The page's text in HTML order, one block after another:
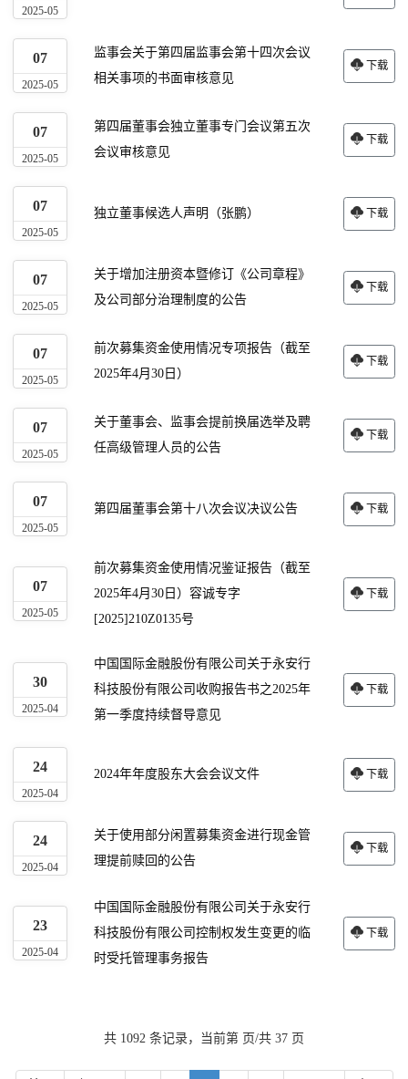
2025-05
07
2025-05
监事会关于第四届监事会第十四次会议
相关事项的书面审核意见
下载
07
2025-05
第四届董事会独立董事专门会议第五次
会议审核意见
下载
07
2025-05
独立董事候选人声明（张鹏） 下载
07
2025-05
关于增加注册资本暨修订《公司章程》
及公司部分治理制度的公告
下载
07
2025-05
前次募集资金使用情况专项报告（截至
2025年4月30日）
下载
07
2025-05
关于董事会、监事会提前换届选举及聘
任高级管理人员的公告
下载
07
2025-05
第四届董事会第十八次会议决议公告 下载
07
2025-05
前次募集资金使用情况鉴证报告（截至
2025年4月30日）容诚专字
[2025]210Z0135号
下载
30
2025-04
中国国际金融股份有限公司关于永安行
科技股份有限公司收购报告书之2025年
第一季度持续督导意见
下载
24
2025-04
2024年年度股东大会会议文件 下载
24
2025-04
关于使用部分闲置募集资金进行现金管
理提前赎回的公告
下载
23
2025-04
中国国际金融股份有限公司关于永安行
科技股份有限公司控制权发生变更的临
时受托管理事务报告
下载
共 1092 条记录，当前第 页/共 37 页